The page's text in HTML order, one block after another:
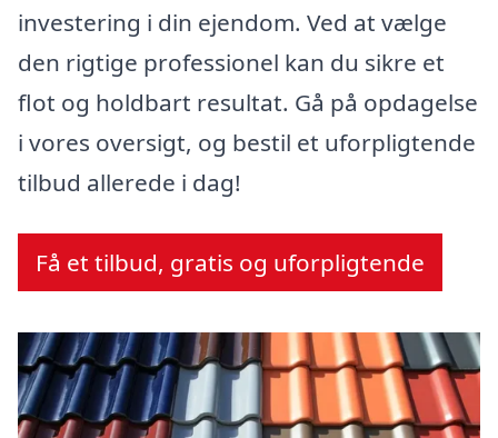
investering i din ejendom. Ved at vælge
den rigtige professionel kan du sikre et
flot og holdbart resultat. Gå på opdagelse
i vores oversigt, og bestil et uforpligtende
tilbud allerede i dag!
Få et tilbud, gratis og uforpligtende